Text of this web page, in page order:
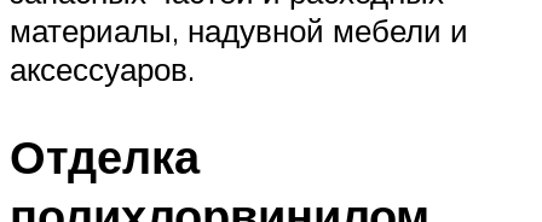
материалы, надувной мебели и
аксессуаров.
Отделка